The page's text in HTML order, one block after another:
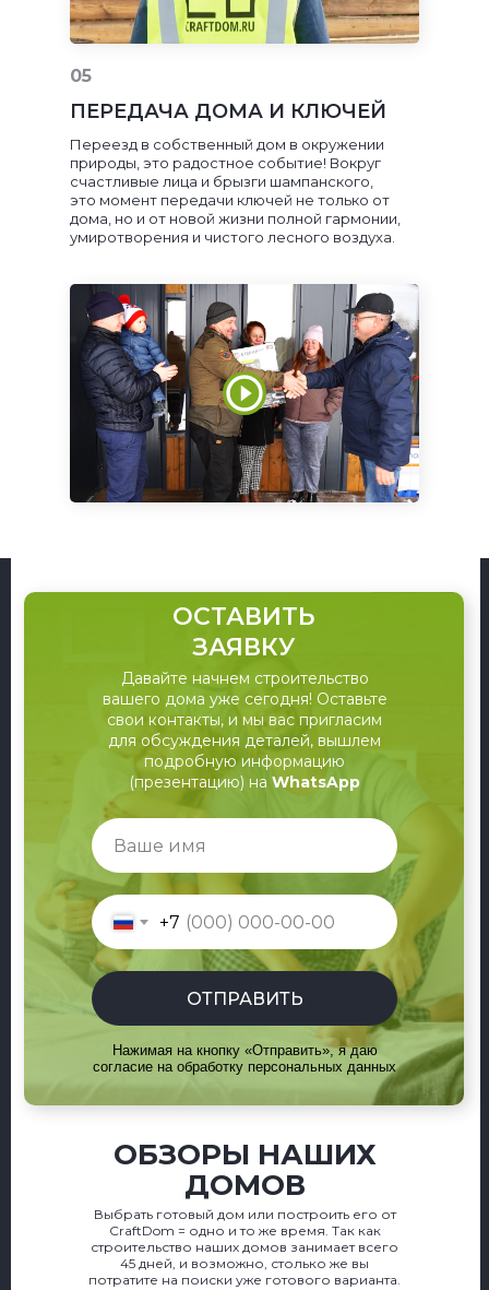
ПЕРЕДАЧА ДОМА И КЛЮЧЕЙ
Переезд в собственный дом в окружении
природы, это радостное событие! Вокруг
счастливые лица и брызги шампанского,
это момент передачи ключей не только от
дома, но и от новой жизни полной гармонии,
умиротворения и чистого лесного воздуха.
05
ОСТАВИТЬ
ЗАЯВКУ
Давайте начнем строительство
вашего дома уже сегодня! Оставьте
свои контакты, и мы вас пригласим
для обсуждения деталей, вышлем
подробную информацию
(презентацию) на WhatsApp
+7
ОТПРАВИТЬ
Нажимая на кнопку «Отправить», я даю
согласие на обработку персональных данных
ОБЗОРЫ НАШИХ
ДОМОВ
Выбрать готовый дом или построить его от
CraftDom = одно и то же время. Так как
строительство наших домов занимает всего
45 дней, и возможно, столько же вы
потратите на поиски уже готового варианта.